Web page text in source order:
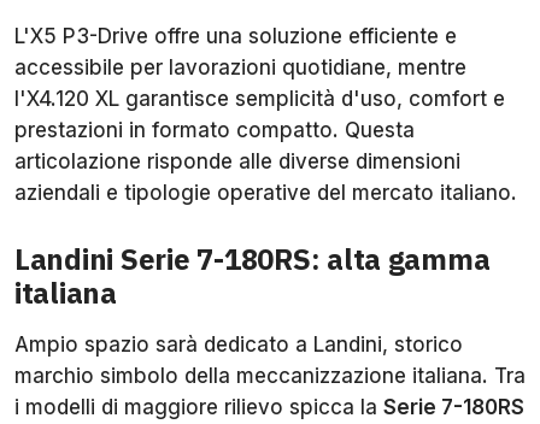
L'X5 P3-Drive offre una soluzione efficiente e
accessibile per lavorazioni quotidiane, mentre
l'X4.120 XL garantisce semplicità d'uso, comfort e
prestazioni in formato compatto. Questa
articolazione risponde alle diverse dimensioni
aziendali e tipologie operative del mercato italiano.
Landini Serie 7-180RS: alta gamma
italiana
Ampio spazio sarà dedicato a Landini, storico
marchio simbolo della meccanizzazione italiana. Tra
i modelli di maggiore rilievo spicca la Serie 7-180RS